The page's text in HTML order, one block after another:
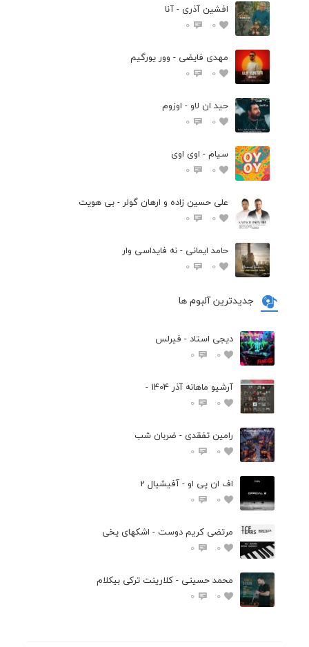
افشین آذری - آنا
0
0
مهدی فایضی - وور یورگیم
0
0
حید ان لاو - اوزوم
0
0
سیام - اوی اوی
0
0
علی حسین زاده و ارهان گولر - بی هویت
0
0
حامد ایمانی - نه فایداسی وار
0
0
جدیدترین آلبوم ها
دیجی استاد - فیرلس
0
0
آرشیو ماهانه آذر 1404 -
0
0
رامین تفقدی - ضربان شب
0
0
اف ان پی او - آفیشیال 2
0
0
مرتضی کریم دوست - اشکهای یخی
0
0
محمد حسینی - کلارینت ترکی بیکلام
0
0